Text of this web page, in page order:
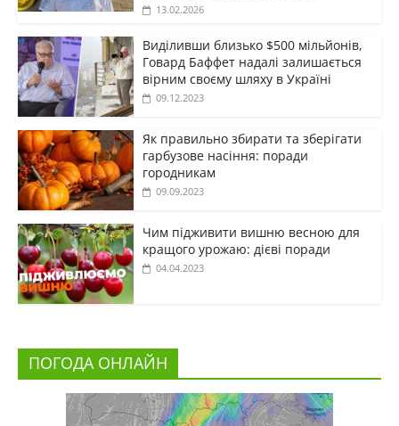
13.02.2026
Виділивши близько $500 мільйонів,
Говард Баффет надалі залишається
вірним своєму шляху в Україні
09.12.2023
Як правильно збирати та зберігати
гарбузове насіння: поради
городникам
09.09.2023
Чим підживити вишню весною для
кращого урожаю: дієві поради
04.04.2023
ПОГОДА ОНЛАЙН